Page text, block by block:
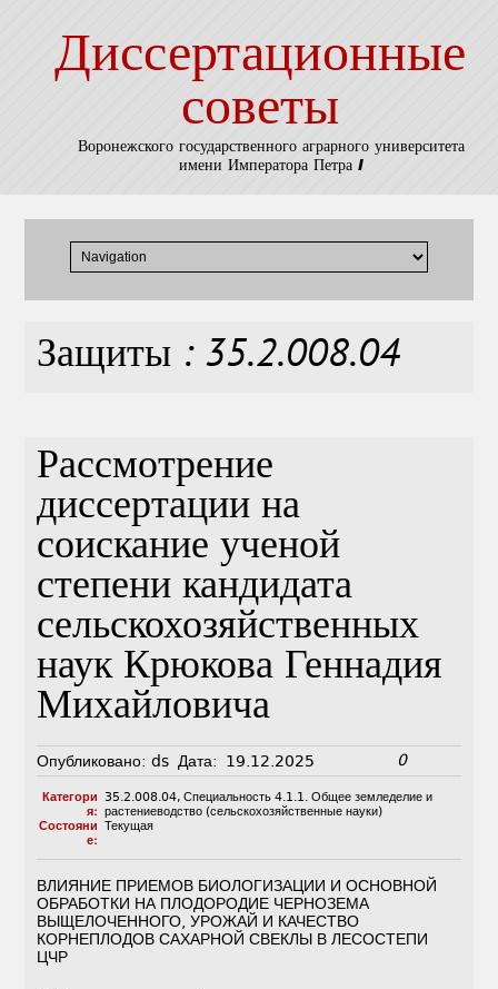
Диссертационные
советы
Воронежского государственного аграрного университета
имени Императора Петра I
Защиты : 35.2.008.04
Рассмотрение
диссертации на
соискание ученой
степени кандидата
сельскохозяйственных
наук Крюкова Геннадия
Михайловича
Опубликовано: ds Дата: 19.12.2025 0
Категори
я:
35.2.008.04, Специальность 4.1.1. Общее земледелие и
растениеводство (сельскохозяйственные науки)
Состояни
е:
Текущая
ВЛИЯНИЕ ПРИЕМОВ БИОЛОГИЗАЦИИ И ОСНОВНОЙ
ОБРАБОТКИ НА ПЛОДОРОДИЕ ЧЕРНОЗЕМА
ВЫЩЕЛОЧЕННОГО, УРОЖАЙ И КАЧЕСТВО
КОРНЕПЛОДОВ САХАРНОЙ СВЕКЛЫ В ЛЕСОСТЕПИ
ЦЧР